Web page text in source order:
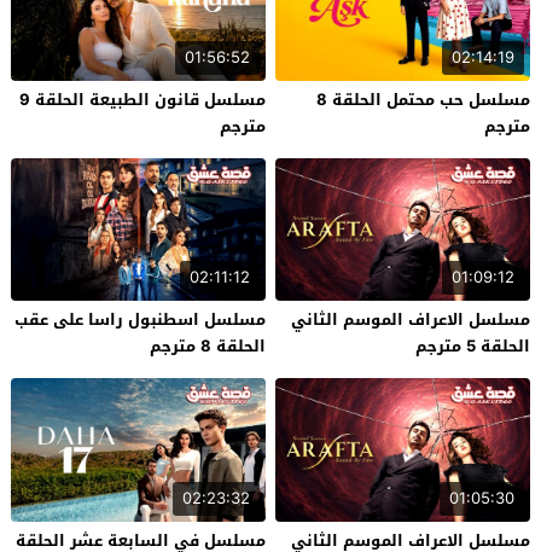
02:14:19
مسلسل حب محتمل الحلقة 8
مترجم
01:56:52
مسلسل قانون الطبيعة الحلقة 9
مترجم
01:09:12
مسلسل الاعراف الموسم الثاني
الحلقة 5 مترجم
02:11:12
مسلسل اسطنبول راسا على عقب
الحلقة 8 مترجم
01:05:30
مسلسل الاعراف الموسم الثاني
02:23:32
مسلسل في السابعة عشر الحلقة